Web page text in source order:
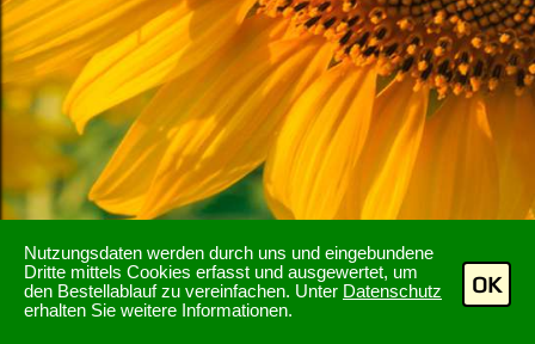
Nutzungsdaten werden durch uns und eingebundene
Dritte mittels Cookies erfasst und ausgewertet, um
den Bestellablauf zu vereinfachen. Unter Datenschutz
erhalten Sie weitere Informationen.
OK